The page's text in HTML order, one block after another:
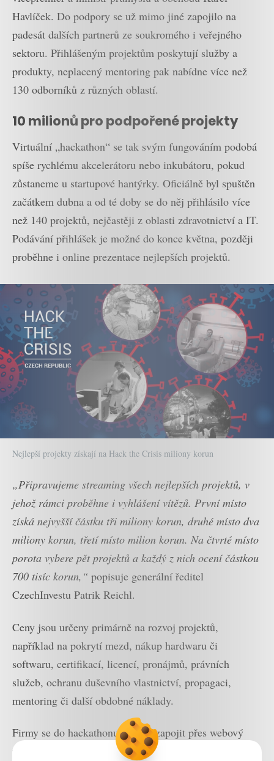
Havlíček. Do podpory se už mimo jiné zapojilo na
padesát dalších partnerů ze soukromého i veřejného
sektoru. Přihlášeným projektům poskytují služby a
produkty, neplacený mentoring pak nabídne více než
130 odborníků z různých oblastí.
10 milionů pro podpořené projekty
Virtuální „hackathon“ se tak svým fungováním podobá
spíše rychlému akcelerátoru nebo inkubátoru, pokud
zůstaneme u startupové hantýrky. Oficiálně byl spuštěn
začátkem dubna a od té doby se do něj přihlásilo více
než 140 projektů, nejčastěji z oblasti zdravotnictví a IT.
Podávání přihlášek je možné do konce května, později
proběhne i online prezentace nejlepších projektů.
Nejlepší projekty získají na Hack the Crisis miliony korun
„Připravujeme streaming všech nejlepších projektů, v
jehož rámci proběhne i vyhlášení vítězů. První místo
získá nejvyšší částku tři miliony korun, druhé místo dva
miliony korun, třetí místo milion korun. Na čtvrté místo
porota vybere pět projektů a každý z nich ocení částkou
700 tisíc korun,“ popisuje generální ředitel
CzechInvestu Patrik Reichl.
Ceny jsou určeny primárně na rozvoj projektů,
například na pokrytí mezd, nákup hardwaru či
softwaru, certifikací, licencí, pronájmů, právních
služeb, ochranu duševního vlastnictví, propagaci,
mentoring či další obdobné náklady.
Firmy se do hackathonu mohou zapojit přes webový
formulář, přihlášky pak do 48 hodin vyhodnocuje